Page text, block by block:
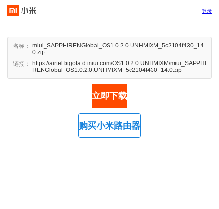
登录
名称：
miui_SAPPHIRENGlobal_OS1.0.2.0.UNHMIXM_5c2104f430_14.
0.zip
链接：
https://airtel.bigota.d.miui.com/OS1.0.2.0.UNHMIXM/miui_SAPPHI
RENGlobal_OS1.0.2.0.UNHMIXM_5c2104f430_14.0.zip
立即下载
购买小米路由器